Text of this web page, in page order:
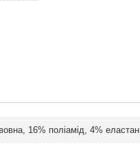
16% поліамід, 4% еластан